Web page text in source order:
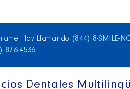
Hoy Llamando(844)
876‑4536
Dentales